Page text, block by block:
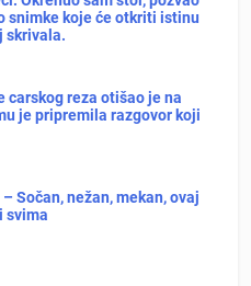
snimke koje će otkriti istinu
skrivala.
carskog reza otišao je na
je pripremila razgovor koji
Sočan, nežan, mekan, ovaj
svima